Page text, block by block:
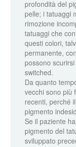
profondità del
pelle; i tatuaggi
rimozione
tatuaggi che
questi colori,
permanente,
possono
switched.
Da quanto
vecchi sono più
recenti, perché
pigmento
Se il paziente
pigmento del
sviluppato